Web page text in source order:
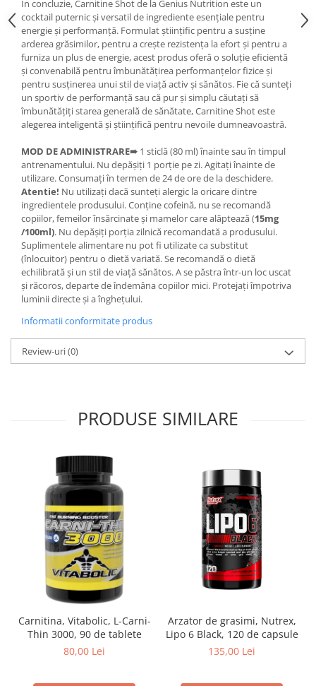
În concluzie, Carnitine Shot de la Genius Nutrition este un
cocktail puternic și versatil de ingrediente esențiale pentru
energie și performanță. Formulat științific pentru a susține
arderea grăsimilor, pentru a crește rezistența la efort și pentru a
furniza un plus de energie, acest produs oferă o soluție eficientă
și convenabilă pentru îmbunătățirea performanțelor fizice și
pentru susținerea unui stil de viață activ și sănătos. Fie că sunteți
un sportiv de performanță sau că pur și simplu căutați să
îmbunătățiți starea generală de sănătate, Carnitine Shot este
alegerea inteligentă și științifică pentru nevoile dumneavoastră.
MOD DE ADMINISTRARE➠ 1 sticlă (80 ml) înainte sau în timpul
antrenamentului. Nu depășiți 1 porție pe zi. Agitați înainte de
utilizare. Consumați în termen de 24 de ore de la deschidere.
Atentie! Nu utilizați dacă sunteți alergic la oricare dintre
ingredientele produsului. Conține cofeină, nu se recomandă
copiilor, femeilor însărcinate și mamelor care alăptează (15mg
/100ml). Nu depășiți porția zilnică recomandată a produsului.
Suplimentele alimentare nu pot fi utilizate ca substitut
(înlocuitor) pentru o dietă variată. Se recomandă o dietă
echilibrată și un stil de viață sănătos. A se păstra într-un loc uscat
și răcoros, departe de îndemâna copiilor mici. Protejați împotriva
luminii directe și a înghețului.
Informatii conformitate produs
Review-uri(0)
PRODUSE SIMILARE
Carnitina, Vitabolic, L-Carni-
Thin 3000, 90 de tablete
80,00 Lei
Arzator de grasimi, Nutrex,
Lipo 6 Black, 120 de capsule
135,00 Lei